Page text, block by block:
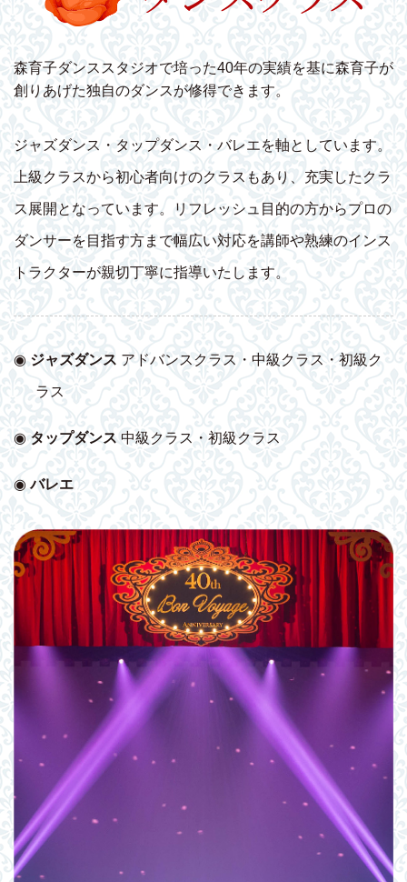
森育子ダンススタジオで培った40年の実績を基に森育子が
創りあげた独自のダンスが修得できます。
ジャズダンス・タップダンス・バレエを軸としています。
上級クラスから初心者向けのクラスもあり、充実したクラ
ス展開となっています。リフレッシュ目的の方からプロの
ダンサーを目指す方まで幅広い対応を講師や熟練のインス
トラクターが親切丁寧に指導いたします。
◉ジャズダンス アドバンスクラス・中級クラス・初級ク
ラス
◉タップダンス 中級クラス・初級クラス
◉バレエ